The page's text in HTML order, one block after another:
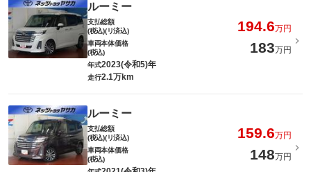
ルーミー
支払総額
(税込)(リ済込)
194.6万円
車両本体価格
(税込)
183万円
年式2023(令和5)年
走行2.1万km
ルーミー
支払総額
(税込)(リ済込)
159.6万円
車両本体価格
(税込)
148万円